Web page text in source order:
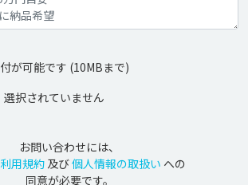
が可能です (10MBまで)
選択されていません
お問い合わせには、
利用規約 及び個人情報の取扱い への
同意が必要です。